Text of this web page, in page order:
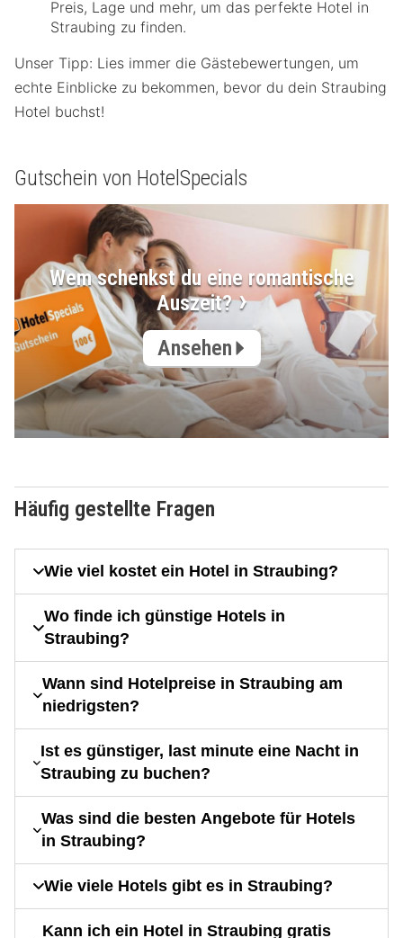
Preis, Lage und mehr, um das perfekte Hotel in
Straubing zu finden.
Unser Tipp: Lies immer die Gästebewertungen, um
echte Einblicke zu bekommen, bevor du dein Straubing
Hotel buchst!
Gutschein von HotelSpecials
Wem schenkst du eine romantische
Auszeit?
Ansehen
Häufig gestellte Fragen
Wie viel kostet ein Hotel in Straubing?
Wo finde ich günstige Hotels in
Straubing?
Wann sind Hotelpreise in Straubing am
niedrigsten?
Ist es günstiger, last minute eine Nacht in
Straubing zu buchen?
Was sind die besten Angebote für Hotels
in Straubing?
Wie viele Hotels gibt es in Straubing?
Kann ich ein Hotel in Straubing gratis